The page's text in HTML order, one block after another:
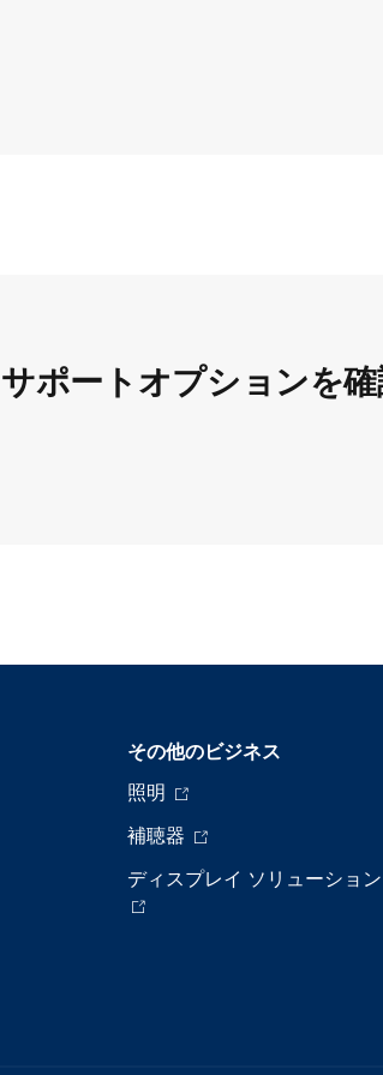
ポートオプションを
その他のビジネス
照明
補聴器
ディスプレイ ソリューション